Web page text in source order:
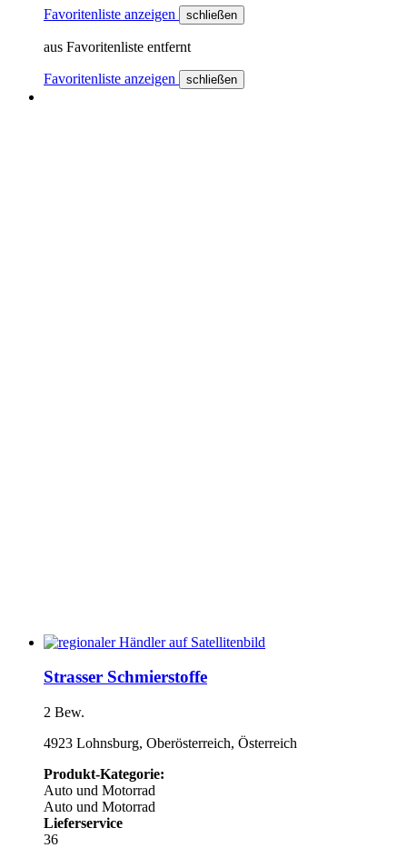
Favoritenliste anzeigen schließen
aus Favoritenliste entfernt
Favoritenliste anzeigen schließen
Strasser Schmierstoffe
2 Bew.
4923 Lohnsburg, Oberösterreich, Österreich
Produkt-Kategorie:
Auto und Motorrad
Auto und Motorrad
Lieferservice
36